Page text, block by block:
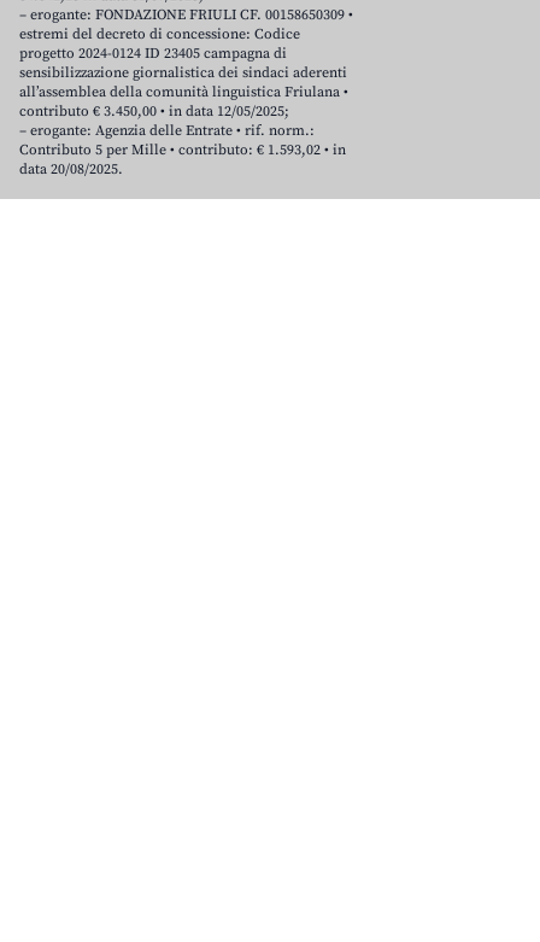
– erogante: FONDAZIONE FRIULI CF. 00158650309 •
estremi del decreto di concessione: Codice
progetto 2024-0124 ID 23405 campagna di
sensibilizzazione giornalistica dei sindaci aderenti
all’assemblea della comunità linguistica Friulana •
contributo € 3.450,00 • in data 12/05/2025;
– erogante: Agenzia delle Entrate • rif. norm.:
Contributo 5 per Mille • contributo: € 1.593,02 • in
data 20/08/2025.